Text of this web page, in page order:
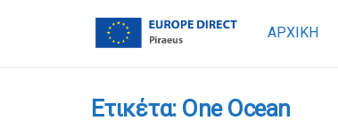
ΑΡΧΙΚΗ
Ετικέτα: One Ocean